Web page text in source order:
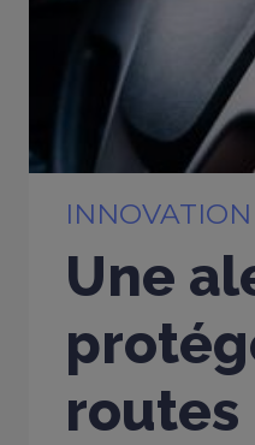
INNOVATION
Une
routes